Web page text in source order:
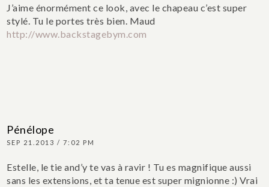
J’aime énormément ce look, avec le chapeau c’est super
stylé. Tu le portes très bien. Maud
http://www.backstagebym.com
Pénélope
SEP 21.2013 / 7:02 PM
Estelle, le tie and’y te vas à ravir ! Tu es magnifique aussi
sans les extensions, et ta tenue est super mignionne :) Vrai